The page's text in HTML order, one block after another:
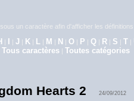
un caractère afin d'afficher les
| I |J | K | L | M | N | O | P | Q | R | S | T |
Tous caractères | Toutes catégories
Hearts 2 24/09/2012